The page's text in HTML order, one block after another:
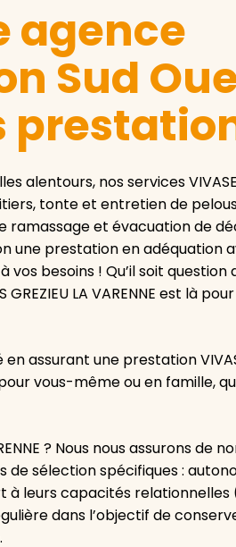
agence
Sud
alentours, nos services
tonte et entretien de
ramassage et évacuation de
une prestation en adéquation
besoins ! Qu’il soit question
LA VARENNE est là
assurant une prestation
vous-même ou en famille,
? Nous nous assurons de
sélection spécifiques :
à leurs capacités relationnelles
dans l’objectif de